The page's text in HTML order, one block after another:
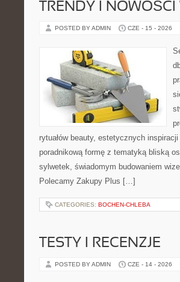
TRENDY I
POSTED BY ADMIN CZE - 15 - 2026
rytuałów beauty, estetycznych
poradnikową formę z tematyką bliską
sylwetek, świadomym budowaniem
Polecamy Zakupy Plus […]
CATEGORIES: BOCHEN-CHLEBA
TESTY I RECENZJE
POSTED BY ADMIN CZE - 14 - 2026